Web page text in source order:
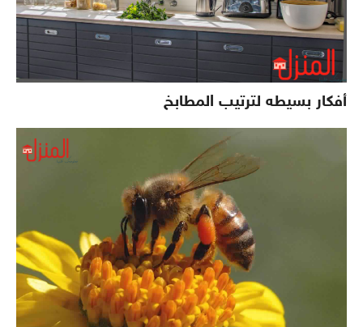
أفكار بسيطه لترتيب المطابخ